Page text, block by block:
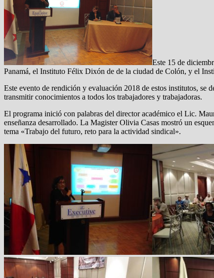
Este 15 de
Panamá, el Instituto Félix Dixón de de la ciudad de Colón, y el
Este evento de rendición y evaluación 2018 de estos institutos, se
transmitir conocimientos a todos los trabajadores y trabajadoras.
El programa inició con palabras del director académico el Lic.
enseñanza desarrollado. La Magister Olivia Casas mostró un
tema «Trabajo del futuro, reto para la actividad sindical».